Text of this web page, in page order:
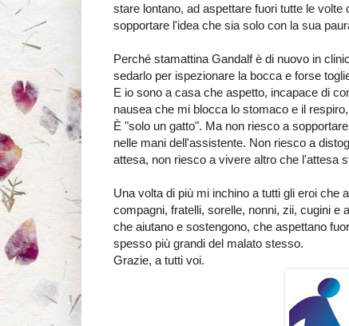
stare lontano, ad aspettare fuori tutte le
sopportare l'idea che sia solo con la sua
Perché stamattina Gandalf è di nuovo in
sedarlo per ispezionare la bocca e forse
E io sono a casa che aspetto, incapace di
nausea che mi blocca lo stomaco e il
È "solo un gatto". Ma non riesco a
nelle mani dell'assistente. Non riesco a
attesa, non riesco a vivere altro che l'attesa
Una volta di più mi inchino a tutti gli eroi che
compagni, fratelli, sorelle, nonni, zii, cugini e
che aiutano e sostengono, che aspettano
spesso più grandi del malato stesso.
Grazie, a tutti voi.